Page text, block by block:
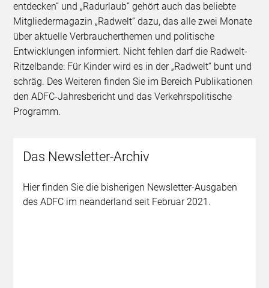
entdecken“ und „Radurlaub“ gehört auch das beliebte
Mitgliedermagazin „Radwelt“ dazu, das alle zwei Monate
über aktuelle Verbraucherthemen und politische
Entwicklungen informiert. Nicht fehlen darf die Radwelt-
Ritzelbande: Für Kinder wird es in der „Radwelt“ bunt und
schräg. Des Weiteren finden Sie im Bereich Publikationen
den ADFC-Jahresbericht und das Verkehrspolitische
Programm.
Das Newsletter-Archiv
Hier finden Sie die bisherigen Newsletter-Ausgaben
des ADFC im neanderland seit Februar 2021.